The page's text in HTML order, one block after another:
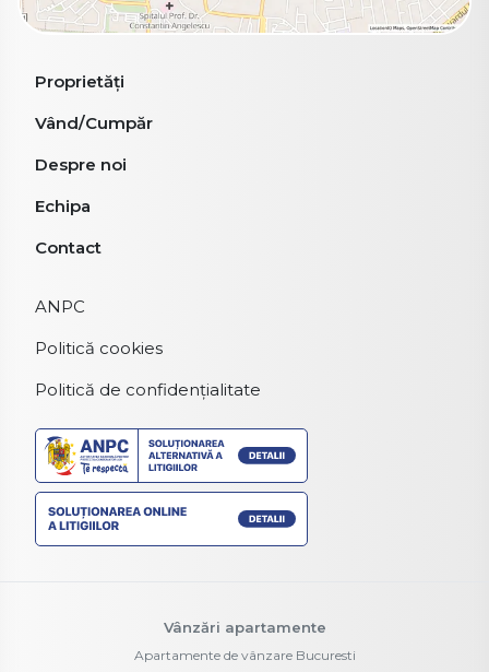
Proprietăți
Vând/Cumpăr
Despre noi
Echipa
Contact
ANPC
Politică cookies
Politică de confidențialitate
Vânzări apartamente
Apartamente de vânzare Bucuresti